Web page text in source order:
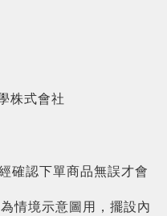
株式會社
確認下單商品無誤才會
情境示意圖用，擺設內